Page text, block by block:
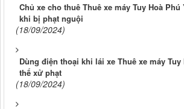
Chủ xe cho thuê Thuê xe máy Tuy Hoà Phú
khi bị phạt nguội
(18/09/2024)
Dùng điện thoại khi lái xe Thuê xe máy Tuy
thể xử phạt
(18/09/2024)